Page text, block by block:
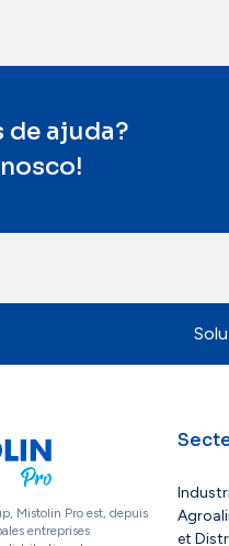
de ajuda?
Mistolin Pro est, depuis
entreprises
et